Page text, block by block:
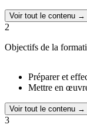
Voir tout le contenu →
2
Objectifs de la
Préparer et
Mettre en
Voir tout le contenu →
3